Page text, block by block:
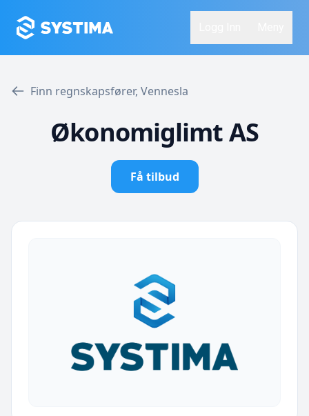
Finn regnskapsfører, Vennesla
Økonomiglimt AS
Få tilbud